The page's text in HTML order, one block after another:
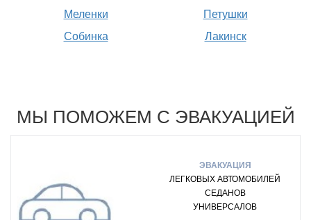
Меленки
Собинка
Петушки
Лакинск
МЫ ПОМОЖЕМ С ЭВАКУАЦИЕЙ
ЭВАКУАЦИЯ
ЛЕГКОВЫХ АВТОМОБИЛЕЙ
СЕДАНОВ
УНИВЕРСАЛОВ